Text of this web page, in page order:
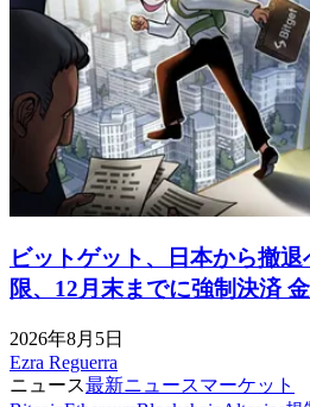
ビットゲット、日本から撤退
限、12月末までに強制決済
2026年8月5日
Ezra Reguerra
ニュース最新ニュースマーケット